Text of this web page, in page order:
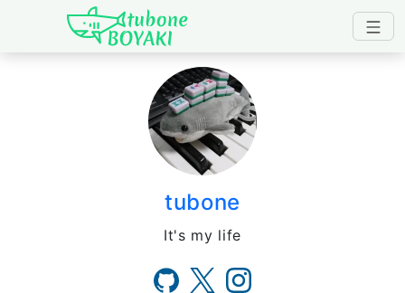
Japanese IT Developer's
tubone
It's my life